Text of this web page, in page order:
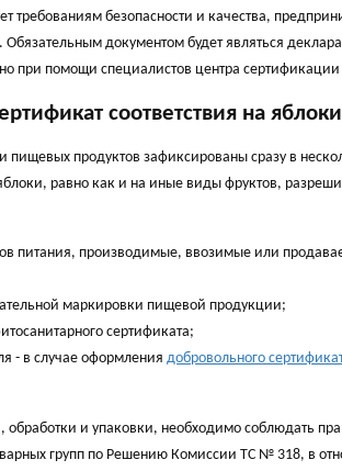
требованиям безопасности и качества,
документом будет являться
при помощи специалистов центра
соответствия на яблоки
продуктов зафиксированы сразу в
равно как и на иные виды фруктов,
питания, производимые, ввозимые или
маркировки пищевой продукции;
сертификата;
- в случае оформления добровольного
обработки и упаковки, необходимо соблюдать
групп по Решению Комиссии ТС № 318, в